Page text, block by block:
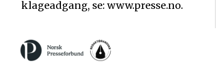
klageadgang, se: www.presse.no.